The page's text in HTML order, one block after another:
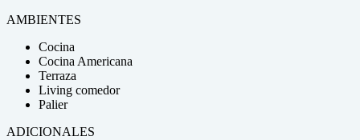
AMBIENTES
Cocina
Cocina Americana
Terraza
Living comedor
Palier
ADICIONALES